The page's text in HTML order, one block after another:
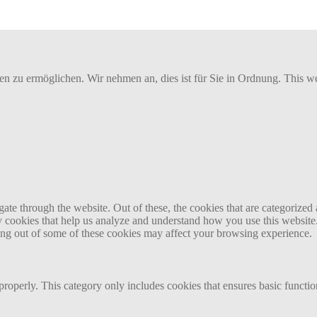
zu ermöglichen. Wir nehmen an, dies ist für Sie in Ordnung. This
through the website. Out of these, the cookies that are categorized
that help us analyze and understand how you use this
out of some of these cookies may affect your browsing experience.
This category only includes cookies that ensures basic